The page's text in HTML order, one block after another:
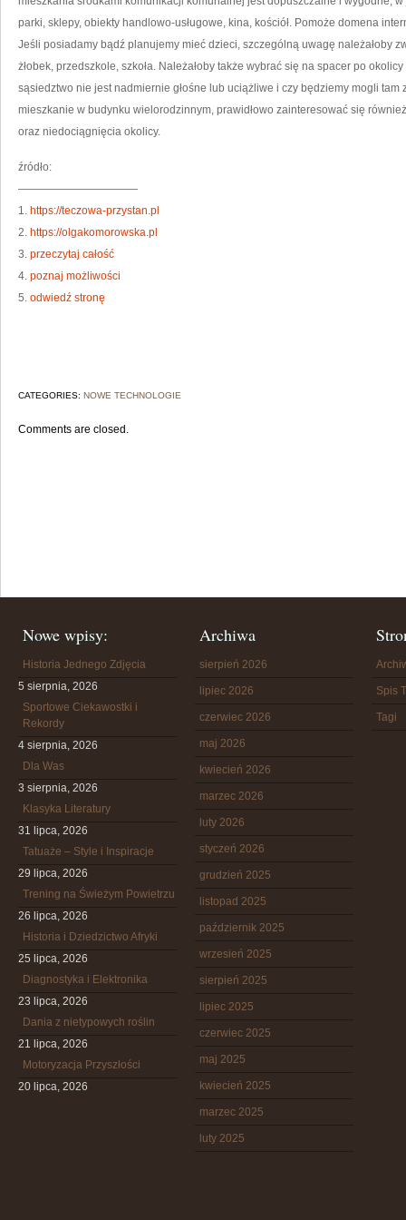
parki, sklepy, obiekty handlowo-usługowe, kina, kościół. Pomoże domena
Jeśli posiadamy bądź planujemy mieć dzieci, szczególną uwagę należałoby
żłobek, przedszkole, szkoła. Należałoby także wybrać się na spacer po
sąsiedztwo nie jest nadmiernie głośne lub uciążliwe i czy będziemy mogli
mieszkanie w budynku wielorodzinnym, prawidłowo zainteresować się
oraz niedociągnięcia okolicy.
źródło:
———————————
1. https://teczowa-przystan.pl
2. https://olgakomorowska.pl
3. przeczytaj całość
4. poznaj możliwości
5. odwiedź stronę
CATEGORIES: NOWE TECHNOLOGIE
Comments are closed.
Nowe wpisy:
Historia Jednego Zdjęcia
5 sierpnia, 2026
Sportowe Ciekawostki i
Rekordy
4 sierpnia, 2026
Dla Was
3 sierpnia, 2026
Klasyka Literatury
31 lipca, 2026
Tatuaże – Style i Inspiracje
29 lipca, 2026
Trening na Świeżym Powietrzu
26 lipca, 2026
Historia i Dziedzictwo Afryki
25 lipca, 2026
Diagnostyka i Elektronika
23 lipca, 2026
Dania z nietypowych roślin
21 lipca, 2026
Motoryzacja Przyszłości
20 lipca, 2026
Archiwa
sierpień 2026
lipiec 2026
czerwiec 2026
maj 2026
kwiecień 2026
marzec 2026
luty 2026
styczeń 2026
grudzień 2025
listopad 2025
październik 2025
wrzesień 2025
sierpień 2025
lipiec 2025
czerwiec 2025
maj 2025
kwiecień 2025
marzec 2025
luty 2025
Spis
Tagi